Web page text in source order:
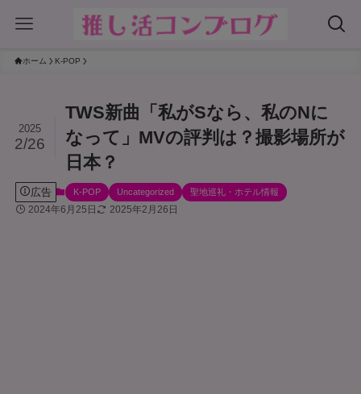
ホーム K-POP
TWS新曲「私がSなら、私のNに
なって」MVの評判は？撮影場所が
日本？
2025
2/26
広告 K-POP Uncategorized 聖地巡礼・ホテル情報
2024年6月25日 2025年2月26日